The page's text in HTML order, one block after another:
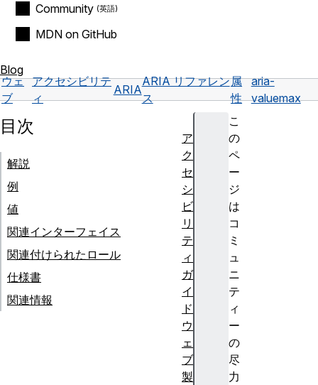
Community
MDN on GitHub
Blog
ウェ
ブ
アクセシビリテ
ィ
ARIA
ARIA リファレン
ス
属
性
aria-
valuemax
こ
の
ペ
ー
ジ
は
コ
ミ
ュ
ニ
テ
ィ
ー
の
尽
力
目次
解説
例
値
関連インターフェイス
関連付けられたロール
仕様書
関連情報
ア
ク
セ
シ
ビ
リ
テ
ィ
ガ
イ
ド
ウ
ェ
ブ
製